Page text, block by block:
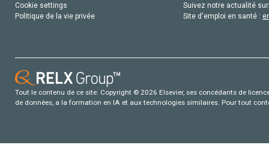
Cookie settings
Politique de la vie privée
Suivez notre actualité
Site d'emploi en santé :
Tout le contenu de ce site: Copyright © 2026 Elsevier, ses concédants de
de données, a la formation en IA et aux technologies similaires. Pour tout